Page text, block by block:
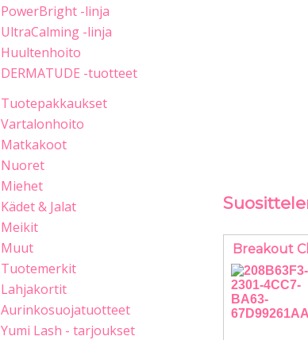
Breakout
PowerBright -linja
UltraCalming -linja
Huultenhoito
DERMATUDE -tuotteet
Tuotepakkaukset
Vartalonhoito
Matkakoot
Nuoret
Miehet
Kädet & Jalat
Meikit
Muut
Tuotemerkit
Lahjakortit
Aurinkosuojatuotteet
Yumi Lash - tarjoukset